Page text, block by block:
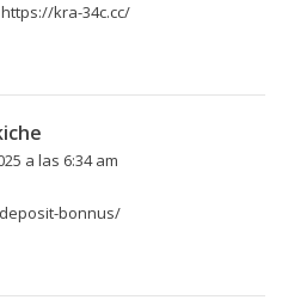
https://kra-34c.cc/
a las 6:34 am
bonnus/